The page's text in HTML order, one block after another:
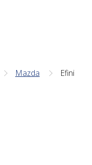
Mazda Efini